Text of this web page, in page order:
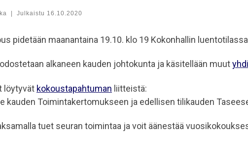
| Julkaistu 16.10.2020
pidetään maanantaina 19.10. klo 19 Kokonhallin
alkaneen kauden johtokunta ja käsitellään muut
löytyvät kokoustapahtuman liitteistä:
kauden Toimintakertomukseen ja edellisen tilikauden
tuet seuran toimintaa ja voit äänestää